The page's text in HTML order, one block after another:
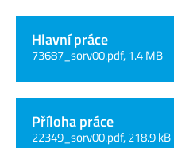
Hlavní práce
73687_sorv00.pdf, 1.4 MB
Příloha práce
22349_sorv00.pdf, 218.9 kB